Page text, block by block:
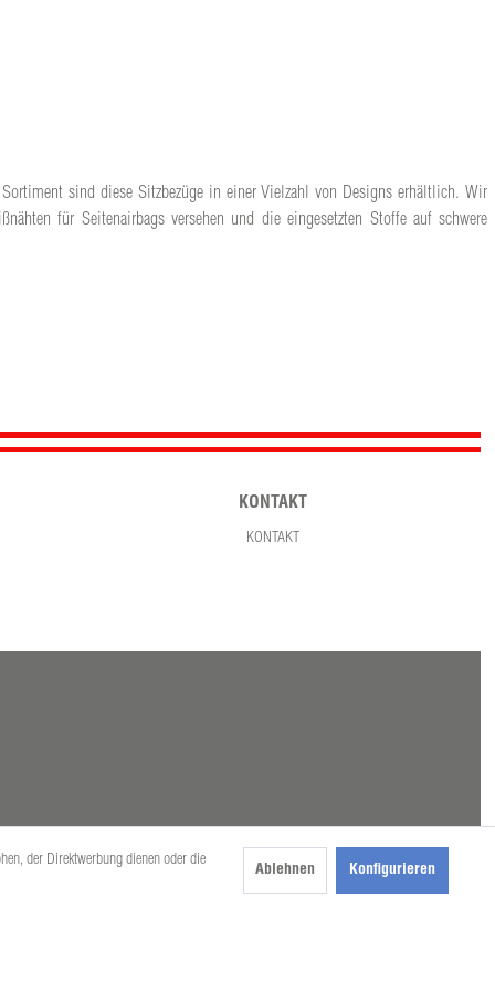
sind diese Sitzbezüge in einer Vielzahl von Designs erhältlich. Wir
für Seitenairbags versehen und die eingesetzten Stoffe auf schwere
KONTAKT
KONTAKT
der Direktwerbung dienen oder die
Ablehnen Konfigurieren